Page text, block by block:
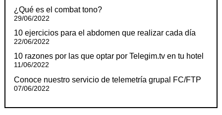
¿Qué es el combat tono?
29/06/2022
10 ejercicios para el abdomen que realizar cada día
22/06/2022
10 razones por las que optar por Telegim.tv en tu hotel
11/06/2022
Conoce nuestro servicio de telemetría grupal FC/FTP
07/06/2022